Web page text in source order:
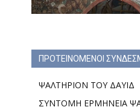
ΠΡΟΤΕΙΝΟΜΕΝΟΙ
ΨΑΛΤΗΡΙΟΝ ΤΟΥ ΔΑΥΙΔ
ΣΥΝΤΟΜΗ ΕΡΜΗΝΕΙΑ